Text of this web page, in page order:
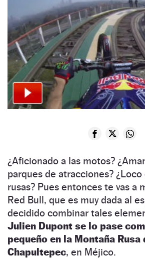
¿Aficionado a las motos?
parques de atracciones?
rusas? Pues entonces te vas a
Red Bull, que es muy dada al
decidido combinar tales
Julien Dupont se lo pase
pequeño en la Montaña Rusa
Chapultepec, en Méjico.